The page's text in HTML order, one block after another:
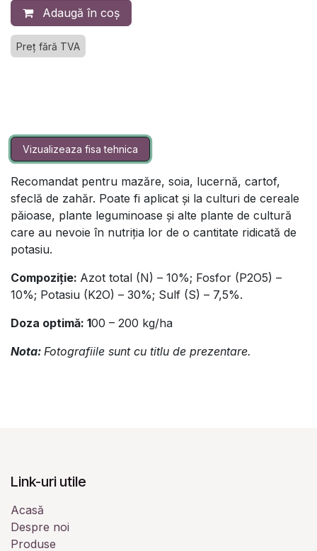
Adaugă în coș
Preț fără TVA
Vizualizeaza fisa tehnica
Recomandat pentru mazăre, soia, lucernă, cartof,
sfeclă de zahăr. Poate fi aplicat şi la culturi de cereale
păioase, plante leguminoase și alte plante de cultură
care au nevoie în nutriția lor de o cantitate ridicată de
potasiu.
Compoziţie: Azot total (N) – 10%; Fosfor (P2O5) –
10%; Potasiu (K2O) – 30%; Sulf (S) – 7,5%.
Doza optimă: 100 – 200 kg/ha
Nota: Fotografiile sunt cu titlu de prezentare.
Link-uri utile
Acasă
Despre noi
Produse